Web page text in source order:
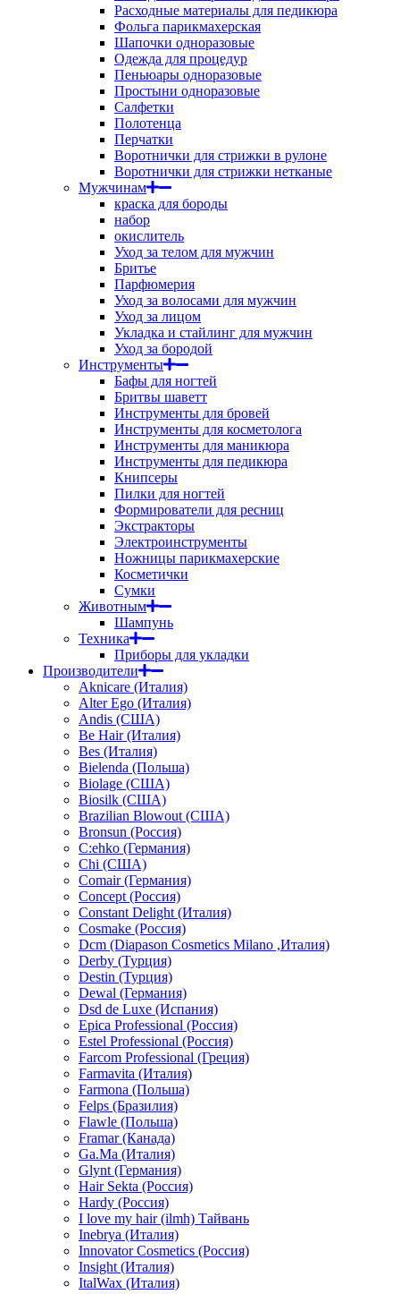
Расходные материалы для педикюра
Фольга парикмахерская
Шапочки одноразовые
Одежда для процедур
Пеньюары одноразовые
Простыни одноразовые
Салфетки
Полотенца
Перчатки
Воротнички для стрижки в рулоне
Воротнички для стрижки нетканые
Мужчинам
краска для бороды
набор
окислитель
Уход за телом для мужчин
Бритье
Парфюмерия
Уход за волосами для мужчин
Уход за лицом
Укладка и стайлинг для мужчин
Уход за бородой
Инструменты
Бафы для ногтей
Бритвы шаветт
Инструменты для бровей
Инструменты для косметолога
Инструменты для маникюра
Инструменты для педикюра
Книпсеры
Пилки для ногтей
Формирователи для ресниц
Экстракторы
Электроинструменты
Ножницы парикмахерские
Косметички
Сумки
Животным
Шампунь
Техника
Приборы для укладки
Производители
Aknicare (Италия)
Alter Ego (Италия)
Andis (США)
Be Hair (Италия)
Bes (Италия)
Bielenda (Польша)
Biolage (США)
Biosilk (США)
Brazilian Blowout (США)
Bronsun (Россия)
C:ehko (Германия)
Chi (США)
Comair (Германия)
Concept (Россия)
Constant Delight (Италия)
Cosmake (Россия)
Dcm (Diapason Cosmetics Milano ,Италия)
Derby (Турция)
Destin (Турция)
Dewal (Германия)
Dsd de Luxe (Испания)
Epica Professional (Россия)
Estel Professional (Россия)
Farcom Professional (Греция)
Farmavita (Италия)
Farmona (Польша)
Felps (Бразилия)
Flawle (Польша)
Framar (Канада)
Ga.Ma (Италия)
Glynt (Германия)
Hair Sekta (Россия)
Hardy (Россия)
I love my hair (ilmh) Тайвань
Inebrya (Италия)
Innovator Cosmetics (Россия)
Insight (Италия)
ItalWax (Италия)